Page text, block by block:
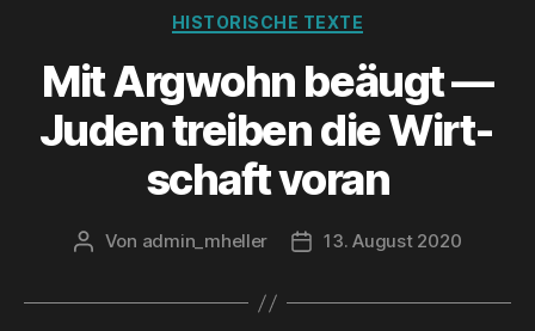
Kategorien
HISTORISCHE TEXTE
Mit Arg­wohn beäugt —
Juden trei­ben die Wirt­
schaft voran
Beitragsautor
Von admin_mheller Veröffentlichungsdatum
13. August 2020